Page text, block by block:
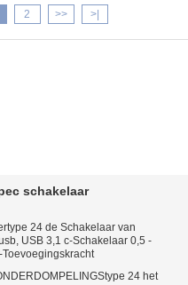
2 >> >|
schakelaar
24 de Schakelaar van
USB 3,1 c-Schakelaar 0,5 -
Toevoegingskracht
24 het